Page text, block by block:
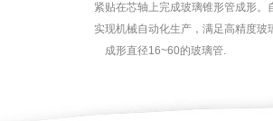
紧贴在芯轴上完成玻璃锥形管成形
实现机械自动化生产，满足高精度玻
成形直径16~60的玻璃管.